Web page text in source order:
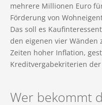
mehrere Millionen Euro
Förderung von
Das soll es
den eigenen vier Wänden
Zeiten hoher Inflation,
Kreditvergabekriterien der
Wer bekommt